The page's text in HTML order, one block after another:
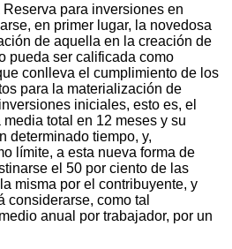
para inversiones en
en primer lugar, la novedosa
de aquella en la creación de
pueda ser calificada como
conlleva el cumplimiento de los
para la materialización de
iniciales, esto es, el
total en 12 meses y su
determinado tiempo, y,
límite, a esta nueva forma de
el 50 por ciento de las
misma por el contribuyente, y
considerarse, como tal
anual por trabajador, por un